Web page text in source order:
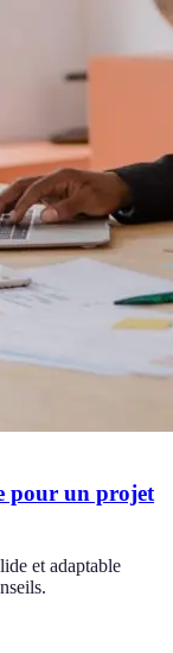
pour un projet
et adaptable